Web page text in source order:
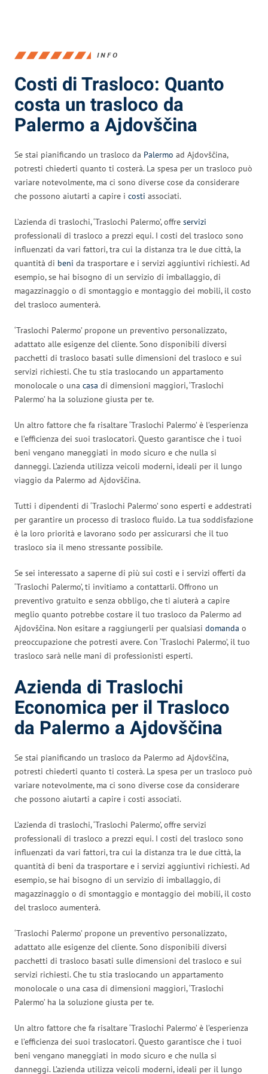
INFO
Costi di Trasloco: Quanto
costa un trasloco da
Palermo a Ajdovščina
Se stai pianificando un trasloco da Palermo ad Ajdovščina,
potresti chiederti quanto ti costerà. La spesa per un trasloco può
variare notevolmente, ma ci sono diverse cose da considerare
che possono aiutarti a capire i costi associati.
L’azienda di traslochi, ‘Traslochi Palermo’, offre servizi
professionali di trasloco a prezzi equi. I costi del trasloco sono
influenzati da vari fattori, tra cui la distanza tra le due città, la
quantità di beni da trasportare e i servizi aggiuntivi richiesti. Ad
esempio, se hai bisogno di un servizio di imballaggio, di
magazzinaggio o di smontaggio e montaggio dei mobili, il costo
del trasloco aumenterà.
‘Traslochi Palermo’ propone un preventivo personalizzato,
adattato alle esigenze del cliente. Sono disponibili diversi
pacchetti di trasloco basati sulle dimensioni del trasloco e sui
servizi richiesti. Che tu stia traslocando un appartamento
monolocale o una casa di dimensioni maggiori, ‘Traslochi
Palermo’ ha la soluzione giusta per te.
Un altro fattore che fa risaltare ‘Traslochi Palermo’ è l’esperienza
e l’efficienza dei suoi traslocatori. Questo garantisce che i tuoi
beni vengano maneggiati in modo sicuro e che nulla si
danneggi. L’azienda utilizza veicoli moderni, ideali per il lungo
viaggio da Palermo ad Ajdovščina.
Tutti i dipendenti di ‘Traslochi Palermo’ sono esperti e addestrati
per garantire un processo di trasloco fluido. La tua soddisfazione
è la loro priorità e lavorano sodo per assicurarsi che il tuo
trasloco sia il meno stressante possibile.
Se sei interessato a saperne di più sui costi e i servizi offerti da
‘Traslochi Palermo’, ti invitiamo a contattarli. Offrono un
preventivo gratuito e senza obbligo, che ti aiuterà a capire
meglio quanto potrebbe costare il tuo trasloco da Palermo ad
Ajdovščina. Non esitare a raggiungerli per qualsiasi domanda o
preoccupazione che potresti avere. Con ‘Traslochi Palermo’, il tuo
trasloco sarà nelle mani di professionisti esperti.
Azienda di Traslochi
Economica per il Trasloco
da Palermo a Ajdovščina
Se stai pianificando un trasloco da Palermo ad Ajdovščina,
potresti chiederti quanto ti costerà. La spesa per un trasloco può
variare notevolmente, ma ci sono diverse cose da considerare
che possono aiutarti a capire i costi associati.
L’azienda di traslochi, ‘Traslochi Palermo’, offre servizi
professionali di trasloco a prezzi equi. I costi del trasloco sono
influenzati da vari fattori, tra cui la distanza tra le due città, la
quantità di beni da trasportare e i servizi aggiuntivi richiesti. Ad
esempio, se hai bisogno di un servizio di imballaggio, di
magazzinaggio o di smontaggio e montaggio dei mobili, il costo
del trasloco aumenterà.
‘Traslochi Palermo’ propone un preventivo personalizzato,
adattato alle esigenze del cliente. Sono disponibili diversi
pacchetti di trasloco basati sulle dimensioni del trasloco e sui
servizi richiesti. Che tu stia traslocando un appartamento
monolocale o una casa di dimensioni maggiori, ‘Traslochi
Palermo’ ha la soluzione giusta per te.
Un altro fattore che fa risaltare ‘Traslochi Palermo’ è l’esperienza
e l’efficienza dei suoi traslocatori. Questo garantisce che i tuoi
beni vengano maneggiati in modo sicuro e che nulla si
danneggi. L’azienda utilizza veicoli moderni, ideali per il lungo